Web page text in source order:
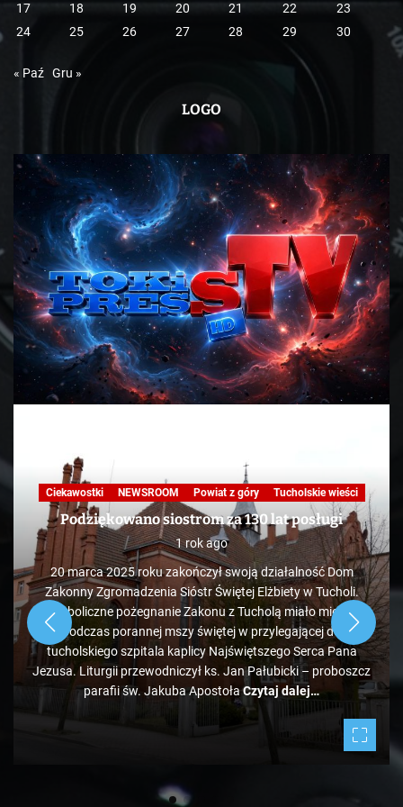
17
18 19 20 21 22
23
24
25 26 27 28 29 30
« Paź Gru »
LOGO
Nasza praca NEWSROOM Powiat z góry
Skandale
Telewizja
Tucholskie wieści TV
KAWA Z TOKiS-em w 100 sekund. „Ekologiczne”
wysypisko śmieci pod Bladowem?
1 rok ago
Zdaje się, że pozycja tucholskiego wysypiska śmieci
administrowanego przez PK jest mocno zagrożona, bo tuż
obok ale od strony Chojnic, przed Bladowem, powstało
drugie, darmowe. Jeżeli zapełniać się będzie w takim tempie,
to może być ciekawie.